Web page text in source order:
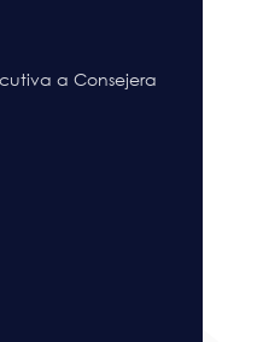
a Consejera